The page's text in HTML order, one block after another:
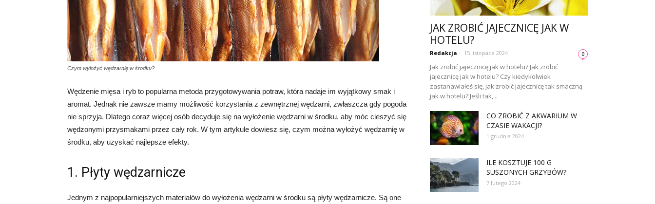
Czym wyłożyć wędzarnię w środku?
Wędzenie mięsa i ryb to popularna metoda przygotowywania potraw, która nadaje im wyjątkowy smak i
aromat. Jednak nie zawsze mamy możliwość korzystania z zewnętrznej wędzarni, zwłaszcza gdy pogoda
nie sprzyja. Dlatego coraz więcej osób decyduje się na wyłożenie wędzarni w środku, aby móc cieszyć się
wędzonymi przysmakami przez cały rok. W tym artykule dowiesz się, czym można wyłożyć wędzarnię w
środku, aby uzyskać najlepsze efekty.
1. Płyty wędzarnicze
Jednym z najpopularniejszych materiałów do wyłożenia wędzarni w środku są płyty wędzarnicze. Są one
JAK ZROBIĆ JAJECZNICĘ JAK W
HOTELU?
Redakcja - 15 listopada 2024 0
Jak zrobić jajecznicę jak w hotelu? Jak zrobić
jajecznicę jak w hotelu? Czy kiedykolwiek
zastanawiałeś się, jak zrobić jajecznicę tak smaczną
jak w hotelu? Jeśli tak,...
CO ZROBIĆ Z AKWARIUM W
CZASIE WAKACJI?
1 grudnia 2024
ILE KOSZTUJE 100 G
SUSZONYCH GRZYBÓW?
7 lutego 2024